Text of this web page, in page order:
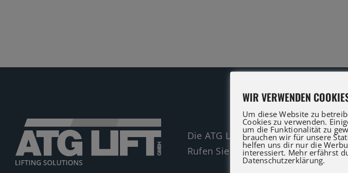
Die ATG LIFT Profis für Verkauf und
Rufen Sie an oder nutzen Sie
WIR VERWENDEN
Um diese Website zu
Cookies zu verwenden.
um die Funktionalität zu
brauchen wir für unsere
helfen uns dir nur die
interessiert. Mehr erfährst
Datenschutzerklärung.